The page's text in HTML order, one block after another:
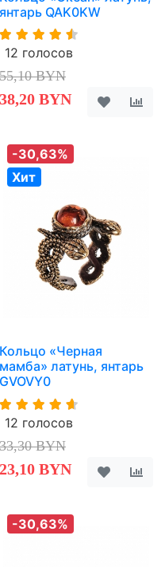
янтарь QAK0KW
12 голосов
55,10 BYN
38,20 BYN
-30,63%
Хит
Кольцо «Черная
мамба» латунь, янтарь
GVOVY0
12 голосов
33,30 BYN
23,10 BYN
-30,63%